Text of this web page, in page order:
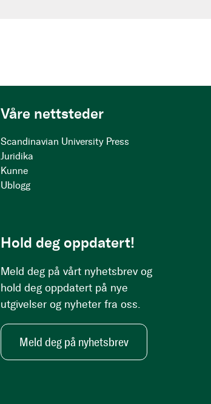
Våre nettsteder
Scandinavian University Press
Juridika
Kunne
Ublogg
Hold deg oppdatert!
Meld deg på vårt nyhetsbrev og
hold deg oppdatert på nye
utgivelser og nyheter fra oss.
Meld deg på nyhetsbrev